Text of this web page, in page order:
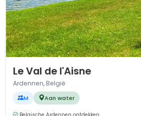
Le Val de l'Aisne
Ardennen, België
M Aan water